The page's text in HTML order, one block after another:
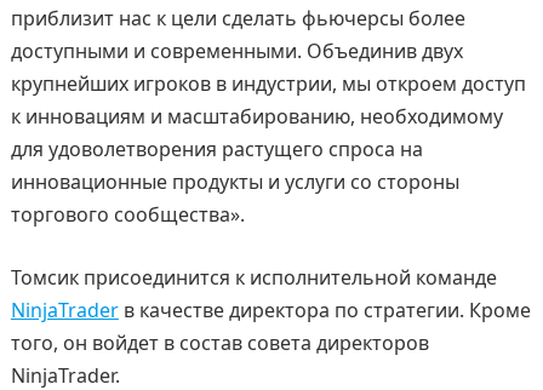
приблизит нас к цели сделать фьючерсы более
доступными и современными. Объединив двух
крупнейших игроков в индустрии, мы откроем доступ
к инновациям и масштабированию, необходимому
для удоволетворения растущего спроса на
инновационные продукты и услуги со стороны
торгового сообщества».
Томсик присоединится к исполнительной команде
NinjaTraderв качестве директора по стратегии. Кроме
того, он войдет в состав совета директоров
NinjaTrader.